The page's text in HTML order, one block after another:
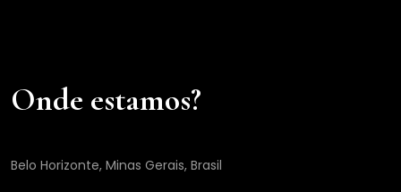
Onde estamos?
Belo Horizonte, Minas Gerais, Brasil